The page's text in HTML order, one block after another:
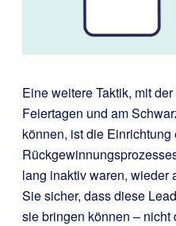
Eine weitere Taktik, mit
Feiertagen und am
können, ist die Einrichtung
lang inaktiv waren, wieder
Sie sicher, dass diese
sie bringen können –